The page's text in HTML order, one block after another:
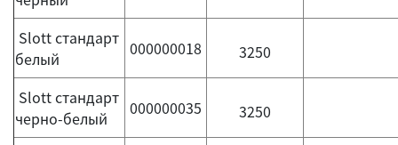
Slott стандарт
белый
000000018 3250
Slott стандарт
черно-белый
000000035 3250